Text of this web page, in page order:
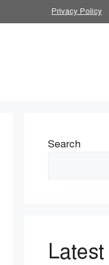
Privacy Policy
Search